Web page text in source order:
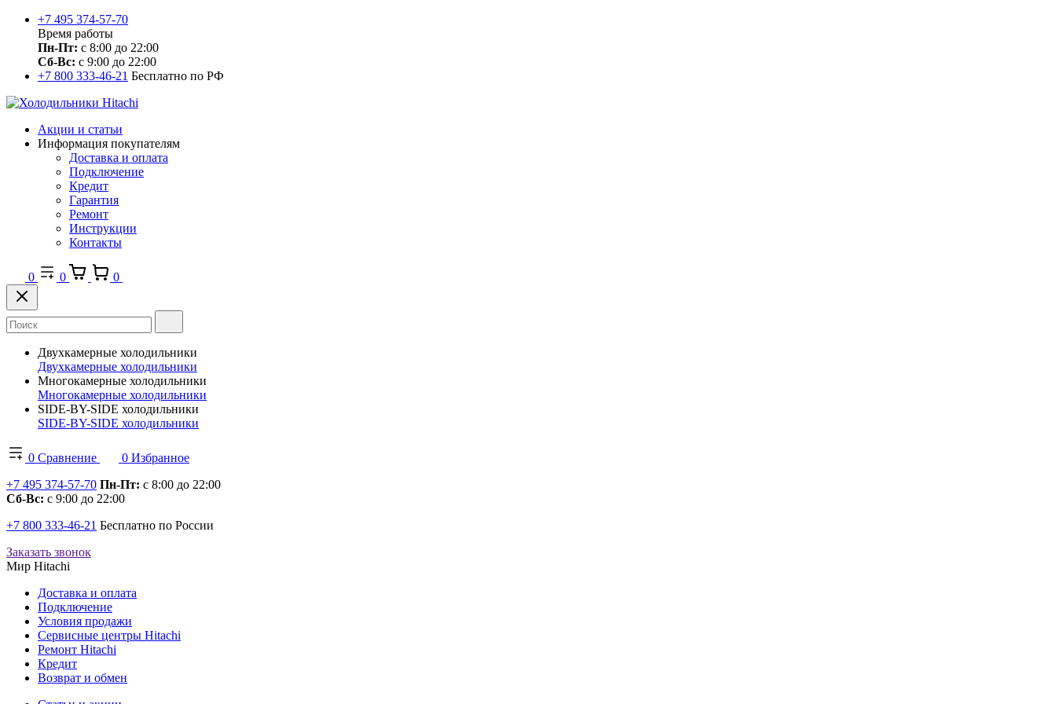
+7 495 374-57-70
Время работы
Пн-Пт: с 8:00 до 22:00
Сб-Вс: с 9:00 до 22:00
+7 800 333-46-21 Бесплатно по РФ
Акции и статьи
Информация покупателям
Доставка и оплата
Подключение
Кредит
Гарантия
Ремонт
Инструкции
Контакты
0 0 0
Двухкамерные холодильники
Двухкамерные холодильники
Многокамерные холодильники
Многокамерные холодильники
SIDE-BY-SIDE холодильники
SIDE-BY-SIDE холодильники
0 Сравнение 0 Избранное
+7 495 374-57-70 Пн-Пт: с 8:00 до 22:00
Сб-Вс: с 9:00 до 22:00
+7 800 333-46-21 Бесплатно по России
Заказать звонок
Мир Hitachi
Доставка и оплата
Подключение
Условия продажи
Сервисные центры Hitachi
Ремонт Hitachi
Кредит
Возврат и обмен